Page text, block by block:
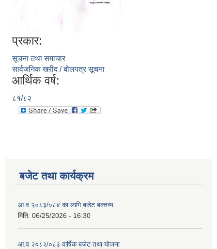
प्रकार:
सूचना तथा समाचार
सार्वजनिक खरीद / बोलपत्र सूचना
आर्थिक वर्ष:
८१/८२
बजेट तथा कार्यक्रम
आ.व २०८३/०८४ का लागि बजेट बक्तब्य
मिति: 06/25/2026 - 16:30
आ.व २०८२/०८३ वार्षिक बजेट तथा योजना